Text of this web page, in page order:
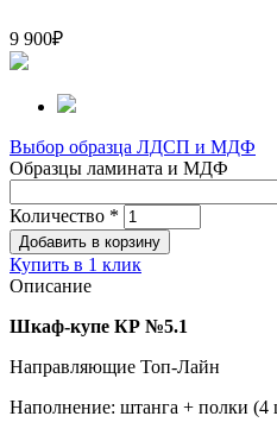
9 900₽
Выбор образца ЛДСП и МДФ
Образцы ламината и МДФ
Количество *
Купить в 1 клик
Описание
Шкаф-купе КР №5.1
Направляющие Топ-Лайн
Наполнение: штанга + полки (4